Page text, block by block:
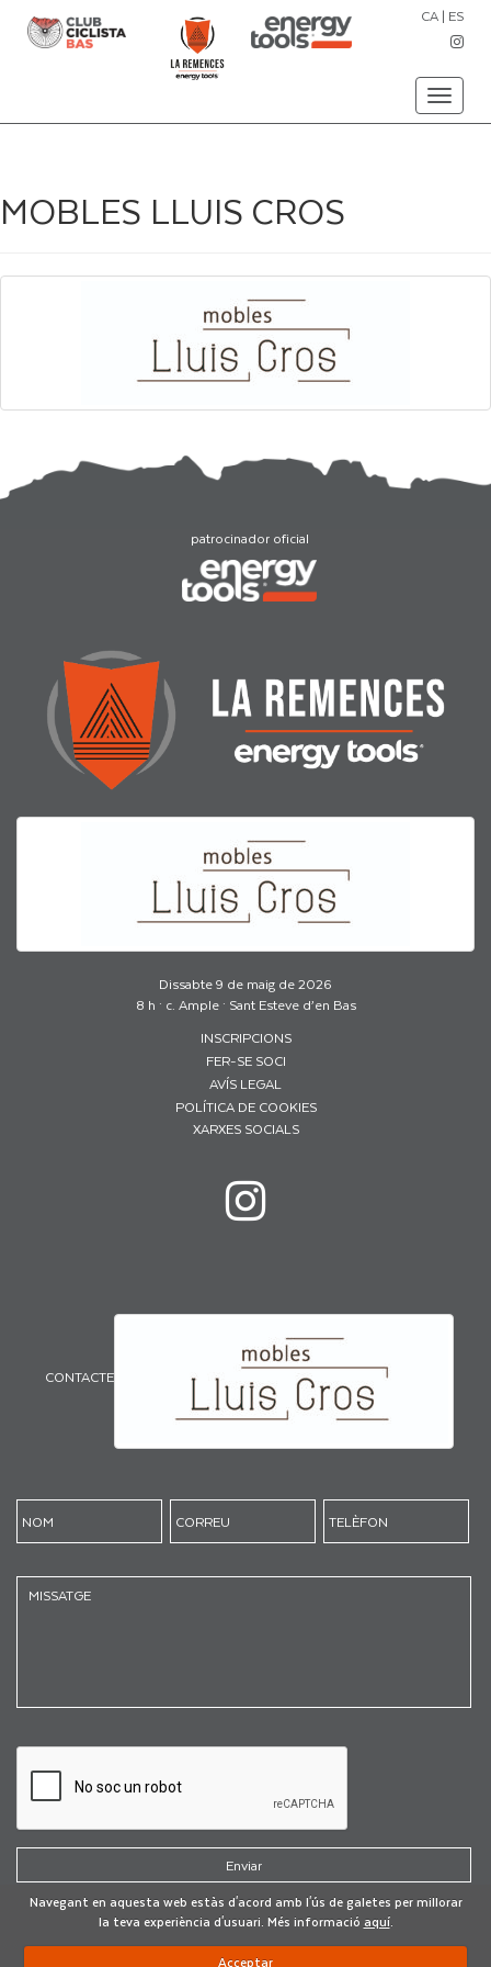
Toggle
CA | ES
MOBLES LLUIS CROS
patrocinador oficial
Dissabte 9 de maig de 2026
8 h · c. Ample · Sant Esteve d’en Bas
INSCRIPCIONS
FER-SE SOCI
AVÍS LEGAL
POLÍTICA DE COOKIES
XARXES SOCIALS
CONTACTE
Navegant en aquesta web estàs d'acord amb l'ús de galetes per millorar
la teva experiència d'usuari. Més informació aquí.
Acceptar